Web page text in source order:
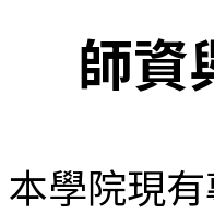
師資
本學院現